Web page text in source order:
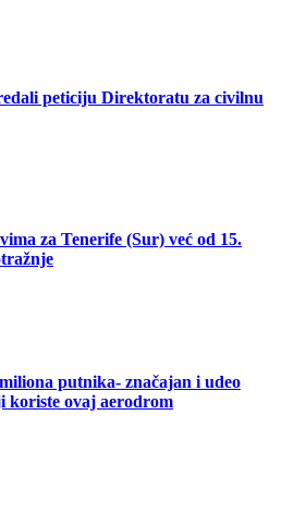
peticiju Direktoratu za civilnu
za Tenerife (Sur) već od 15.
putnika- značajan i udeo
koriste ovaj aerodrom